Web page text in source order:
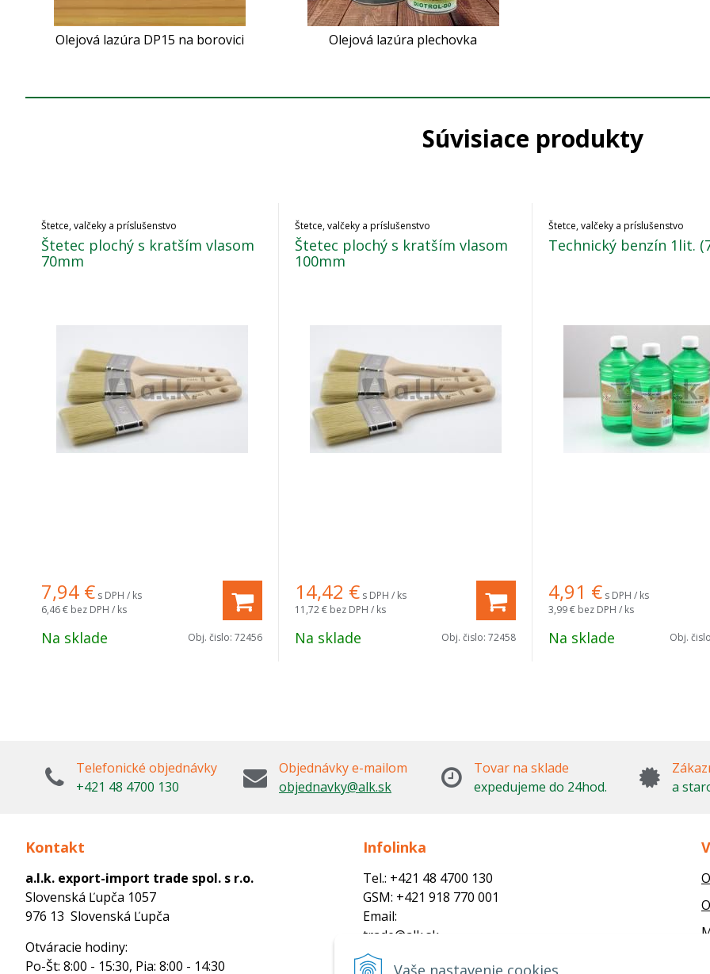
Vaše nastavenie cookies
Olejová lazúra DP15 na borovici Olejová lazúra plechovka
Súvisiace produkty
Štetce, valčeky a príslušenstvo
Štetec plochý s kratším vlasom
70mm
7,94 € s DPH / ks
6,46 € bez DPH / ks
Na sklade Obj. čislo: 72456
Štetce, valčeky a príslušenstvo
Štetec plochý s kratším vlasom
100mm
14,42 € s DPH / ks
11,72 € bez DPH / ks
Na sklade Obj. čislo: 72458
Štetce, valčeky a príslušenstvo
Technický benzín 1lit.
4,91 € s DPH / ks
3,99 € bez DPH / ks
Na sklade Obj.
Telefonické objednávky
+421 48 4700 130
Objednávky e-mailom
objednavky@alk.sk
Tovar na sklade
expedujeme do 24hod.
a
Kontakt
a.l.k. export-import trade spol. s r.o.
Slovenská Ľupča 1057
976 13 Slovenská Ľupča
Otváracie hodiny:
Po-Št: 8:00 - 15:30, Pia: 8:00 - 14:30
Infolinka
Tel.: +421 48 4700 130
GSM: +421 918 770 001
Email:
trade@alk.sk
objednavky@alk.sk